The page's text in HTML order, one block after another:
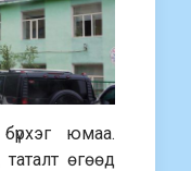
юмаа.
таталт өгөөд